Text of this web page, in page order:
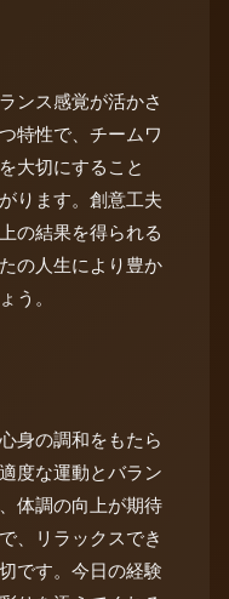
ンス感覚が活かさ
特性で、チームワ
大切にすること
ります。創意工夫
の結果を得られる
の人生により豊か
う。
身の調和をもたら
度な運動とバラン
体調の向上が期待
、リラックスでき
です。今日の経験